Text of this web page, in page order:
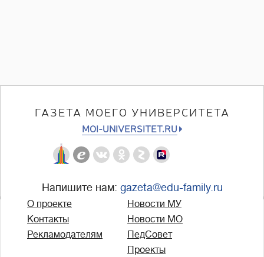
ГАЗЕТА МОЕГО УНИВЕРСИТЕТА
MOI-UNIVERSITET.RU
Напишите нам: gazeta@edu-family.ru
О проекте
Контакты
Рекламодателям
Новости МУ
Новости МО
ПедСовет
Проекты